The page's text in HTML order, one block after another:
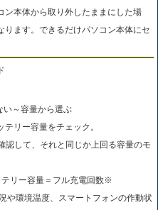
ン本体から取り外したままにした場
ます。できるだけパソコン本体にセ
い～容量から選ぶ
リー容量をチェック。
認して、それと同じか上回る容量のモ
リー容量＝フル充電回数※
や環境温度、スマートフォンの作動状